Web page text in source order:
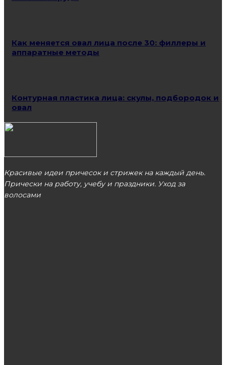
Как меняется овал лица после 30: филлеры и
аппаратные методы
Контурная пластика лица: скулы, подбородок и
овал
Красивые идеи причесок и стрижек на каждый день.
Прически на работу, учебу и праздники. Уход за
волосами